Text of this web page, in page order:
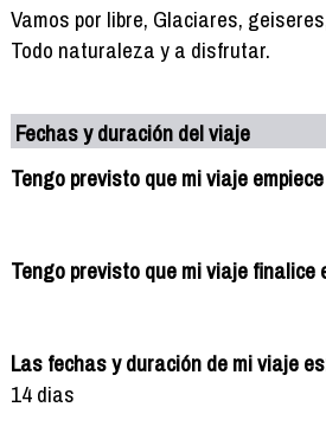
Vamos por libre, Glaciares,
Todo naturaleza y a disfrutar.
Fechas y duración del viaje
Tengo previsto que mi viaje
Tengo previsto que mi viaje finalice
Las fechas y duración de mi viaje
14 dias